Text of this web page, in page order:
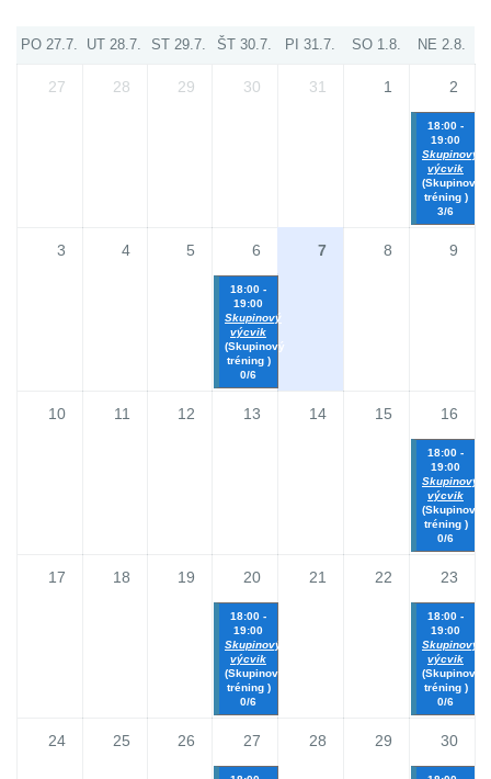
PO 27.7. UT 28.7. ST 29.7. ŠT 30.7. PI 31.7. SO 1.8. NE 2.8.
27 28 29 30 31 1 2
18:00 -
19:00
Skupinový
výcvik
(Skupinový
tréning )
3/6
3 4 5 6 7 8 9
18:00 -
19:00
Skupinový
výcvik
(Skupinový
tréning )
0/6
10 11 12 13 14 15 16
18:00 -
19:00
Skupinový
výcvik
(Skupinový
tréning )
0/6
17 18 19 20 21 22 23
18:00 -
19:00
Skupinový
výcvik
(Skupinový
tréning )
0/6
18:00 -
19:00
Skupinový
výcvik
(Skupinový
tréning )
0/6
24 25 26 27 28 29 30